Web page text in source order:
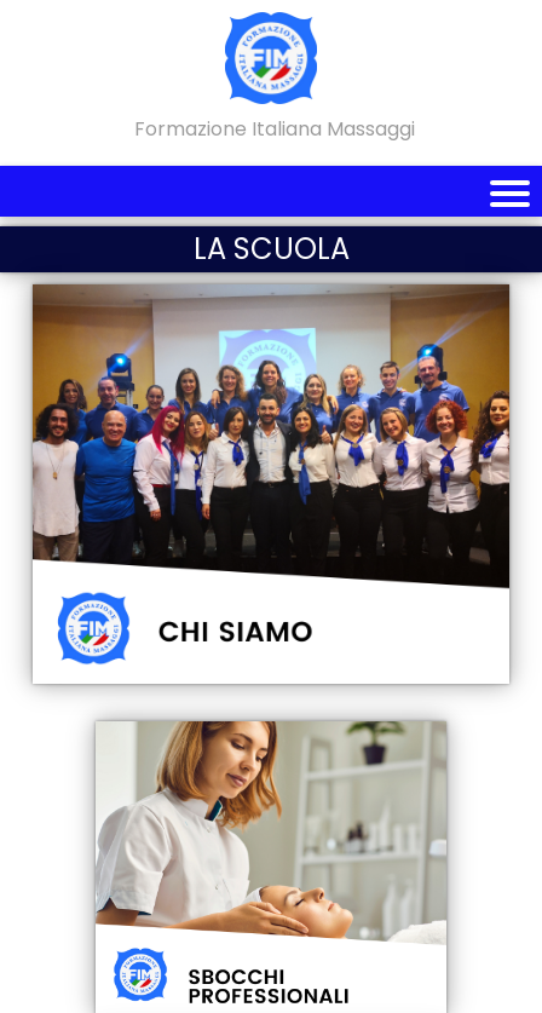
Formazione Italiana Massaggi
LA SCUOLA